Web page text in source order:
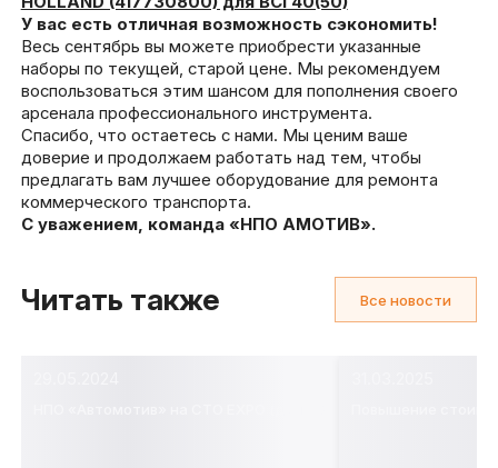
У вас есть отличная возможность сэкономить!
Весь сентябрь вы можете приобрести указанные
наборы по текущей, старой цене. Мы рекомендуем
воспользоваться этим шансом для пополнения своего
арсенала профессионального инструмента.
Спасибо, что остаетесь с нами. Мы ценим ваше
доверие и продолжаем работать над тем, чтобы
предлагать вам лучшее оборудование для ремонта
коммерческого транспорта.
С уважением, команда «НПО АМОТИВ».
Читать также Все новости